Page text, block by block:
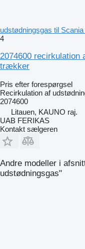
udstødningsgas til
4
2074600 recirkulation
trækker
Pris efter forespørgsel
Recirkulation af
2074600
Litauen, KAUNO raj.
UAB FERIKAS
Kontakt sælgeren
Andre modeller i
udstødningsgas"